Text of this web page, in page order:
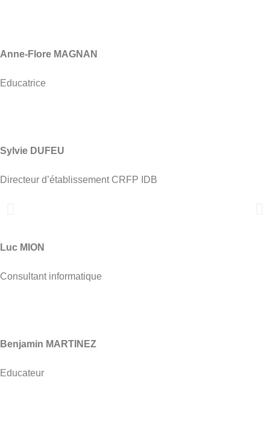
Anne-Flore MAGNAN
Educatrice
Sylvie DUFEU
Directeur d’établissement CRFP IDB
Luc MION
Consultant informatique
Benjamin MARTINEZ
Educateur